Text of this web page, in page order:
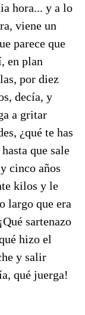
hora... y a lo
viene un
parece que
en plan
por diez
decía, y
a gritar
¿qué te has
que sale
cinco años
kilos y le
largo que era
sartenazo
hizo el
y salir
qué juerga!